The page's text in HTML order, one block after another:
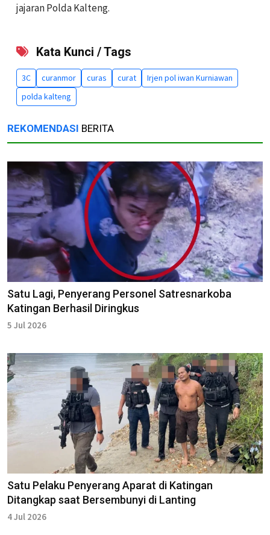
jajaran Polda Kalteng.
Kata Kunci / Tags
3C curanmor curas curat
Irjen pol iwan Kurniawan
polda kalteng
REKOMENDASI BERITA
Satu Lagi, Penyerang Personel Satresnarkoba
Katingan Berhasil Diringkus
5 Jul 2026
Satu Pelaku Penyerang Aparat di Katingan
Ditangkap saat Bersembunyi di Lanting
4 Jul 2026